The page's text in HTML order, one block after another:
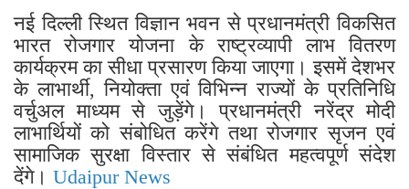
नई दिल्ली स्थित विज्ञान भवन से प्रधानमंत्री विकसित
भारत रोजगार योजना के राष्ट्रव्यापी लाभ वितरण
कार्यक्रम का सीधा प्रसारण किया जाएगा। इसमें देशभर
के लाभार्थी, नियोक्ता एवं विभिन्न राज्यों के प्रतिनिधि
वर्चुअल माध्यम से जुड़ेंगे। प्रधानमंत्री नरेंद्र मोदी
लाभार्थियों को संबोधित करेंगे तथा रोजगार सृजन एवं
सामाजिक सुरक्षा विस्तार से संबंधित महत्वपूर्ण संदेश
देंगे। Udaipur News